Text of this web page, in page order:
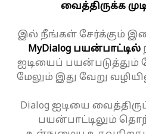
வைத்திருக்க
இல் நீங்கள் சேர்க்கும்
MyDialog பயன்பாட்டில்
ஐடியைப் பயன்படுத்தும்
மேலும் இது வேறு
Dialog ஐடியை
பயன்பாட்டிலும்